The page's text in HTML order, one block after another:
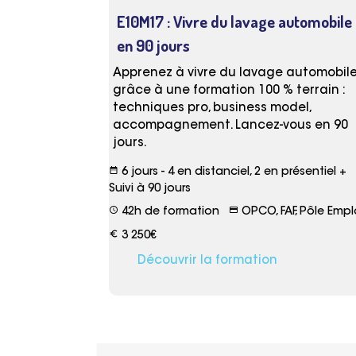
E10M17 : Vivre du lavage automobile
en 90 jours
Apprenez à vivre du lavage
grâce à une formation 100 % terrain :
techniques pro, business model,
accompagnement. Lancez-vous en 90
jours.
date_range 6 jours - 4 en distanciel, 2 en présentiel +
Suivi à 90 jours
schedule 42h de formation credit_card OPCO, FAF, Pôle
euro_symbol 3 250€
Découvrir la formation